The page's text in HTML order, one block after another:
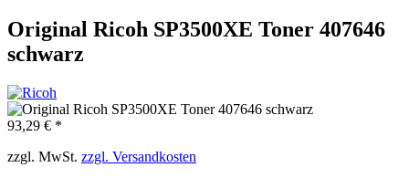
Original Ricoh SP3500XE Toner 407646
schwarz
93,29 € *
zzgl. MwSt. zzgl. Versandkosten